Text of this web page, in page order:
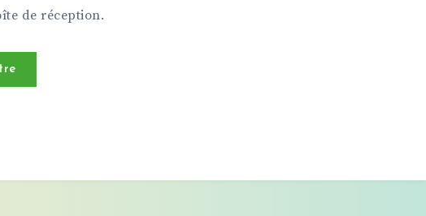
de réception.